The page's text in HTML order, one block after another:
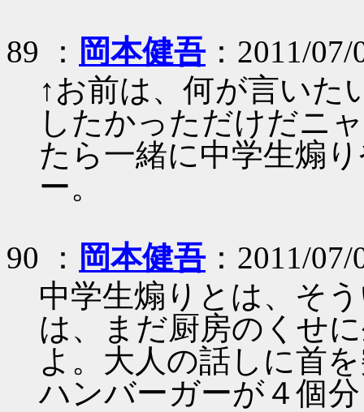
89 ： 岡本健吾：2011/07/
↑お前は、何が言いた
したかっただけだニ
たら一緒に中学生煽
ー。
90 ： 岡本健吾：2011/07/
中学生煽りとは、そ
は、まだ厨房のくせ
よ。大人の話しに首
ハンバーガーが４個